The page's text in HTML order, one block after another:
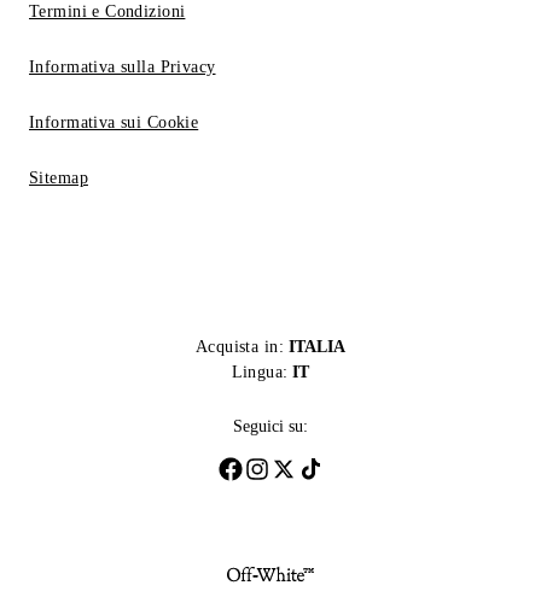
Termini e Condizioni
Informativa sulla Privacy
Informativa sui Cookie
Sitemap
Acquista in: ITALIA
Lingua: IT
Seguici su: